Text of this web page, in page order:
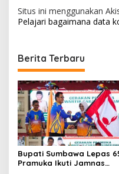
Situs ini menggunakan
Pelajari bagaimana data
Berita Terbaru
Bupati Sumbawa Lepas
Pramuka Ikuti Jamnas